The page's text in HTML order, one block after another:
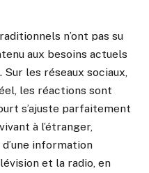
n’ont pas su
aux besoins actuels
les réseaux sociaux,
les réactions sont
s’ajuste parfaitement
à l’étranger,
information
et la radio, en